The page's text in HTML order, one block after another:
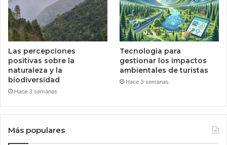
Las percepciones
positivas sobre la
naturaleza y la
biodiversidad
Hace 3 semanas
Tecnologia para
gestionar los impactos
ambientales de turistas
Hace 3 semanas
Más populares